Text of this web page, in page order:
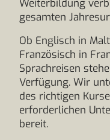
Weiterbildung
gesamten
Ob Englisch in
Französisch in
Sprachreisen
Verfügung. Wir
des richtigen
erforderlichen
bereit.